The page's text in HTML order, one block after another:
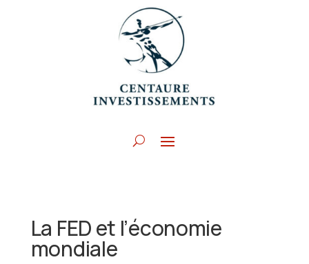
La FED et l’économie
mondiale